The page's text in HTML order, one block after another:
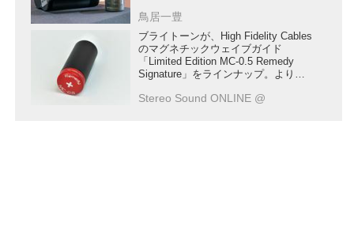
鳥居一豊
ブライトーンが、High Fidelity Cables
のマグネチックウェイブガイド
「Limited Edition MC-0.5 Remedy
Signature」をラインナップ。よりよ
させてくれる
Stereo Sound ONLINE @